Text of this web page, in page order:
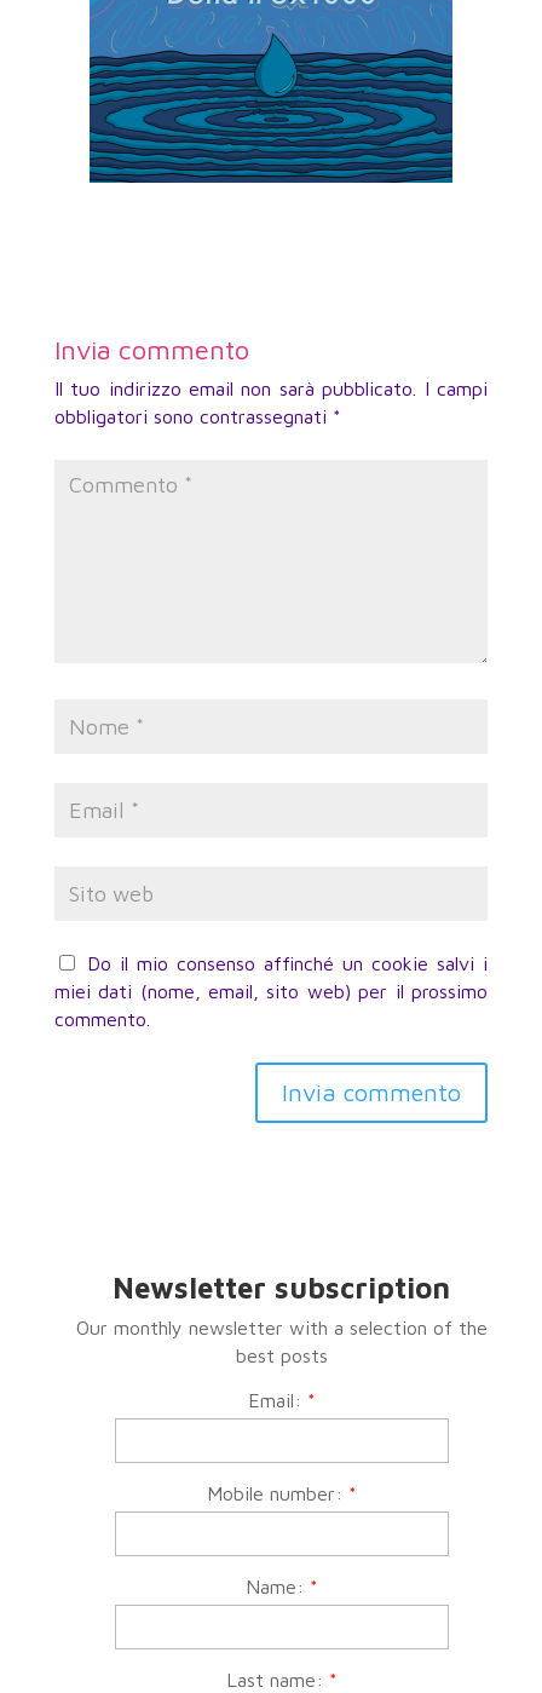
Invia commento
Il tuo indirizzo email non sarà pubblicato.
I campi
obbligatori sono contrassegnati *
Do il mio consenso affinché un cookie salvi i
miei dati (nome, email, sito web) per il prossimo
commento.
Newsletter subscription
Our monthly newsletter with a selection of the
best posts
Email: *
Mobile number: *
Name: *
Last name: *